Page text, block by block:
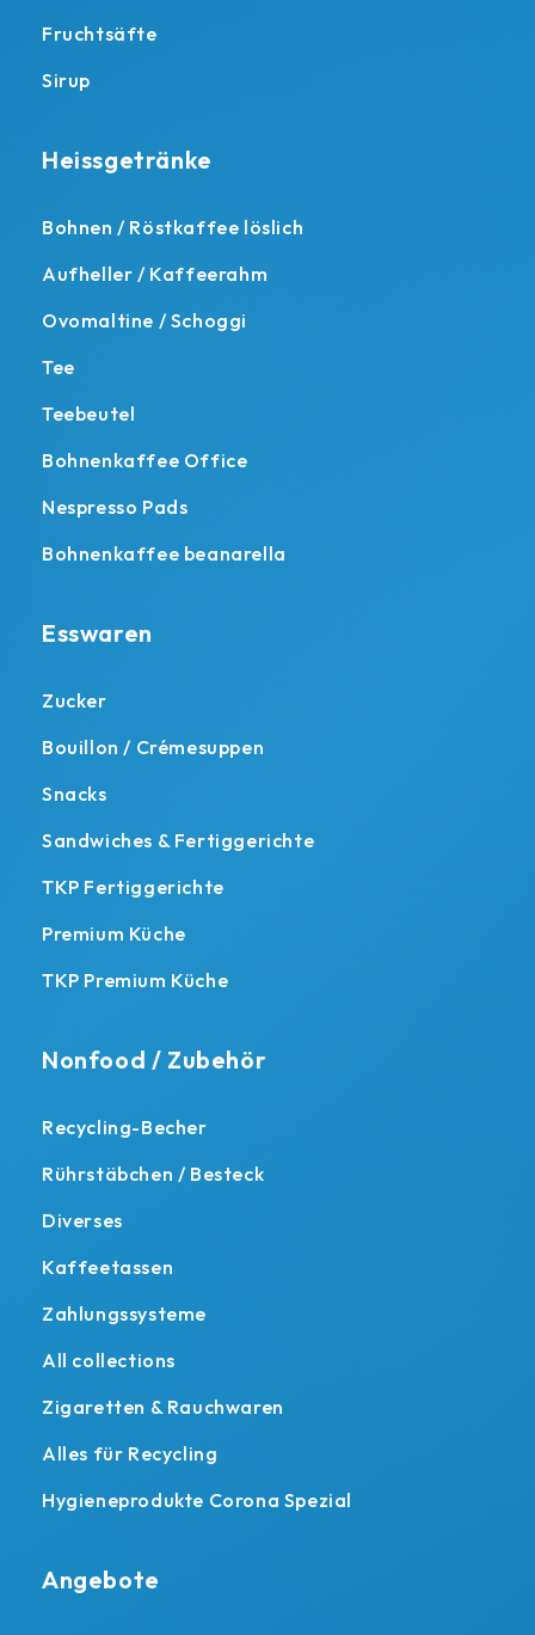
Fruchtsäfte
Sirup
Heissgetränke
Bohnen / Röstkaffee löslich
Aufheller / Kaffeerahm
Ovomaltine / Schoggi
Tee
Teebeutel
Bohnenkaffee Office
Nespresso Pads
Bohnenkaffee beanarella
Esswaren
Zucker
Bouillon / Crémesuppen
Snacks
Sandwiches & Fertiggerichte
TKP Fertiggerichte
Premium Küche
TKP Premium Küche
Nonfood / Zubehör
Recycling-Becher
Rührstäbchen / Besteck
Diverses
Kaffeetassen
Zahlungssysteme
All collections
Zigaretten & Rauchwaren
Alles für Recycling
Hygieneprodukte Corona Spezial
Angebote